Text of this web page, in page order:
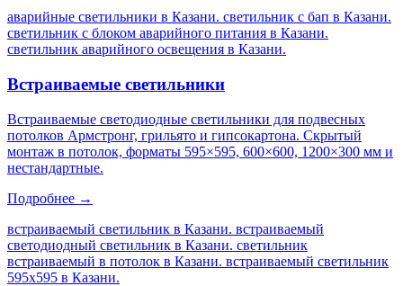
аварийные светильники в Казани. светильник с бап в Казани.
светильник с блоком аварийного питания в Казани.
светильник аварийного освещения в Казани.
Встраиваемые светильники
Встраиваемые светодиодные светильники для подвесных
потолков Армстронг, грильято и гипсокартона. Скрытый
монтаж в потолок, форматы 595×595, 600×600, 1200×300 мм и
нестандартные.
Подробнее →
встраиваемый светильник в Казани. встраиваемый
светодиодный светильник в Казани. светильник
встраиваемый в потолок в Казани. встраиваемый светильник
595х595 в Казани.